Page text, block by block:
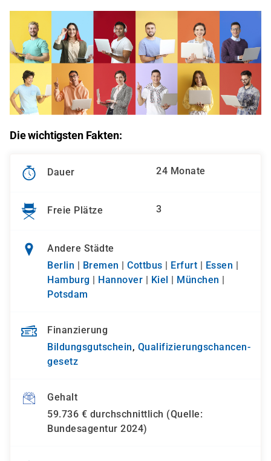
Die wichtigsten Fakten:
Dauer 24 Monate
Freie Plätze 3
Andere Städte
Berlin | Bremen | Cottbus | Erfurt | Essen |
Hamburg | Hannover | Kiel | München |
Potsdam
Finanzierung
Bildungsgutschein, Qualifizierungs­chancen­
gesetz
Gehalt
59.736 € durchschnittlich (Quelle:
Bundesagentur 2024)